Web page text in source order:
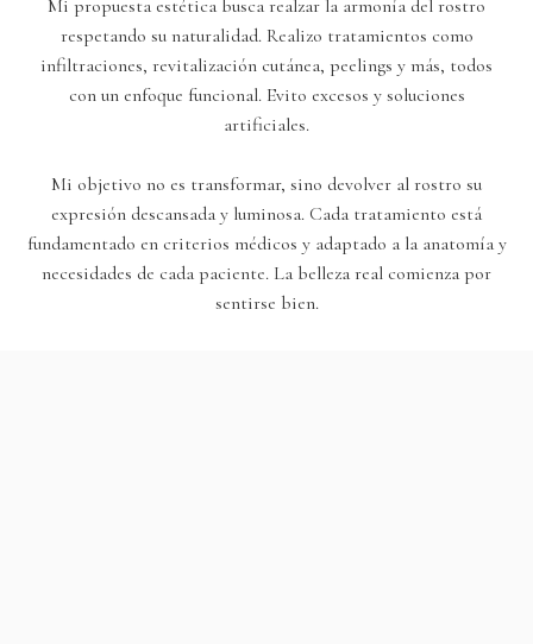
Mi propuesta estética busca realzar la armonía del rostro
respetando su naturalidad. Realizo tratamientos como
infiltraciones, revitalización cutánea, peelings y más, todos
con un enfoque funcional. Evito excesos y soluciones
artificiales.
Mi objetivo no es transformar, sino devolver al rostro su
expresión descansada y luminosa. Cada tratamiento está
fundamentado en criterios médicos y adaptado a la anatomía y
necesidades de cada paciente. La belleza real comienza por
sentirse bien.